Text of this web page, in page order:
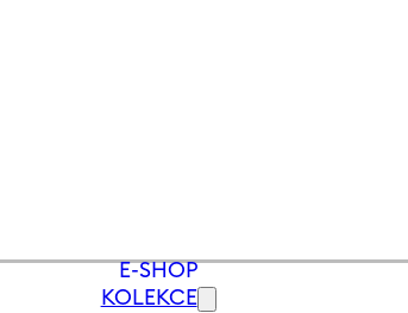
E-SHOP
KOLEKCE